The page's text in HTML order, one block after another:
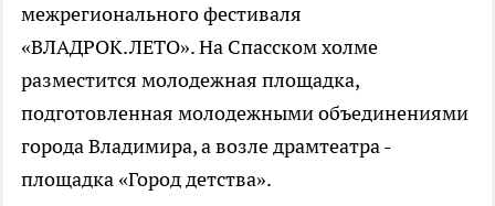
межрегионального фестиваля
«ВЛАДРОК.ЛЕТО». На Спасском холме
разместится молодежная площадка,
подготовленная молодежными объединениями
города Владимира, а возле драмтеатра -
площадка «Город детства».